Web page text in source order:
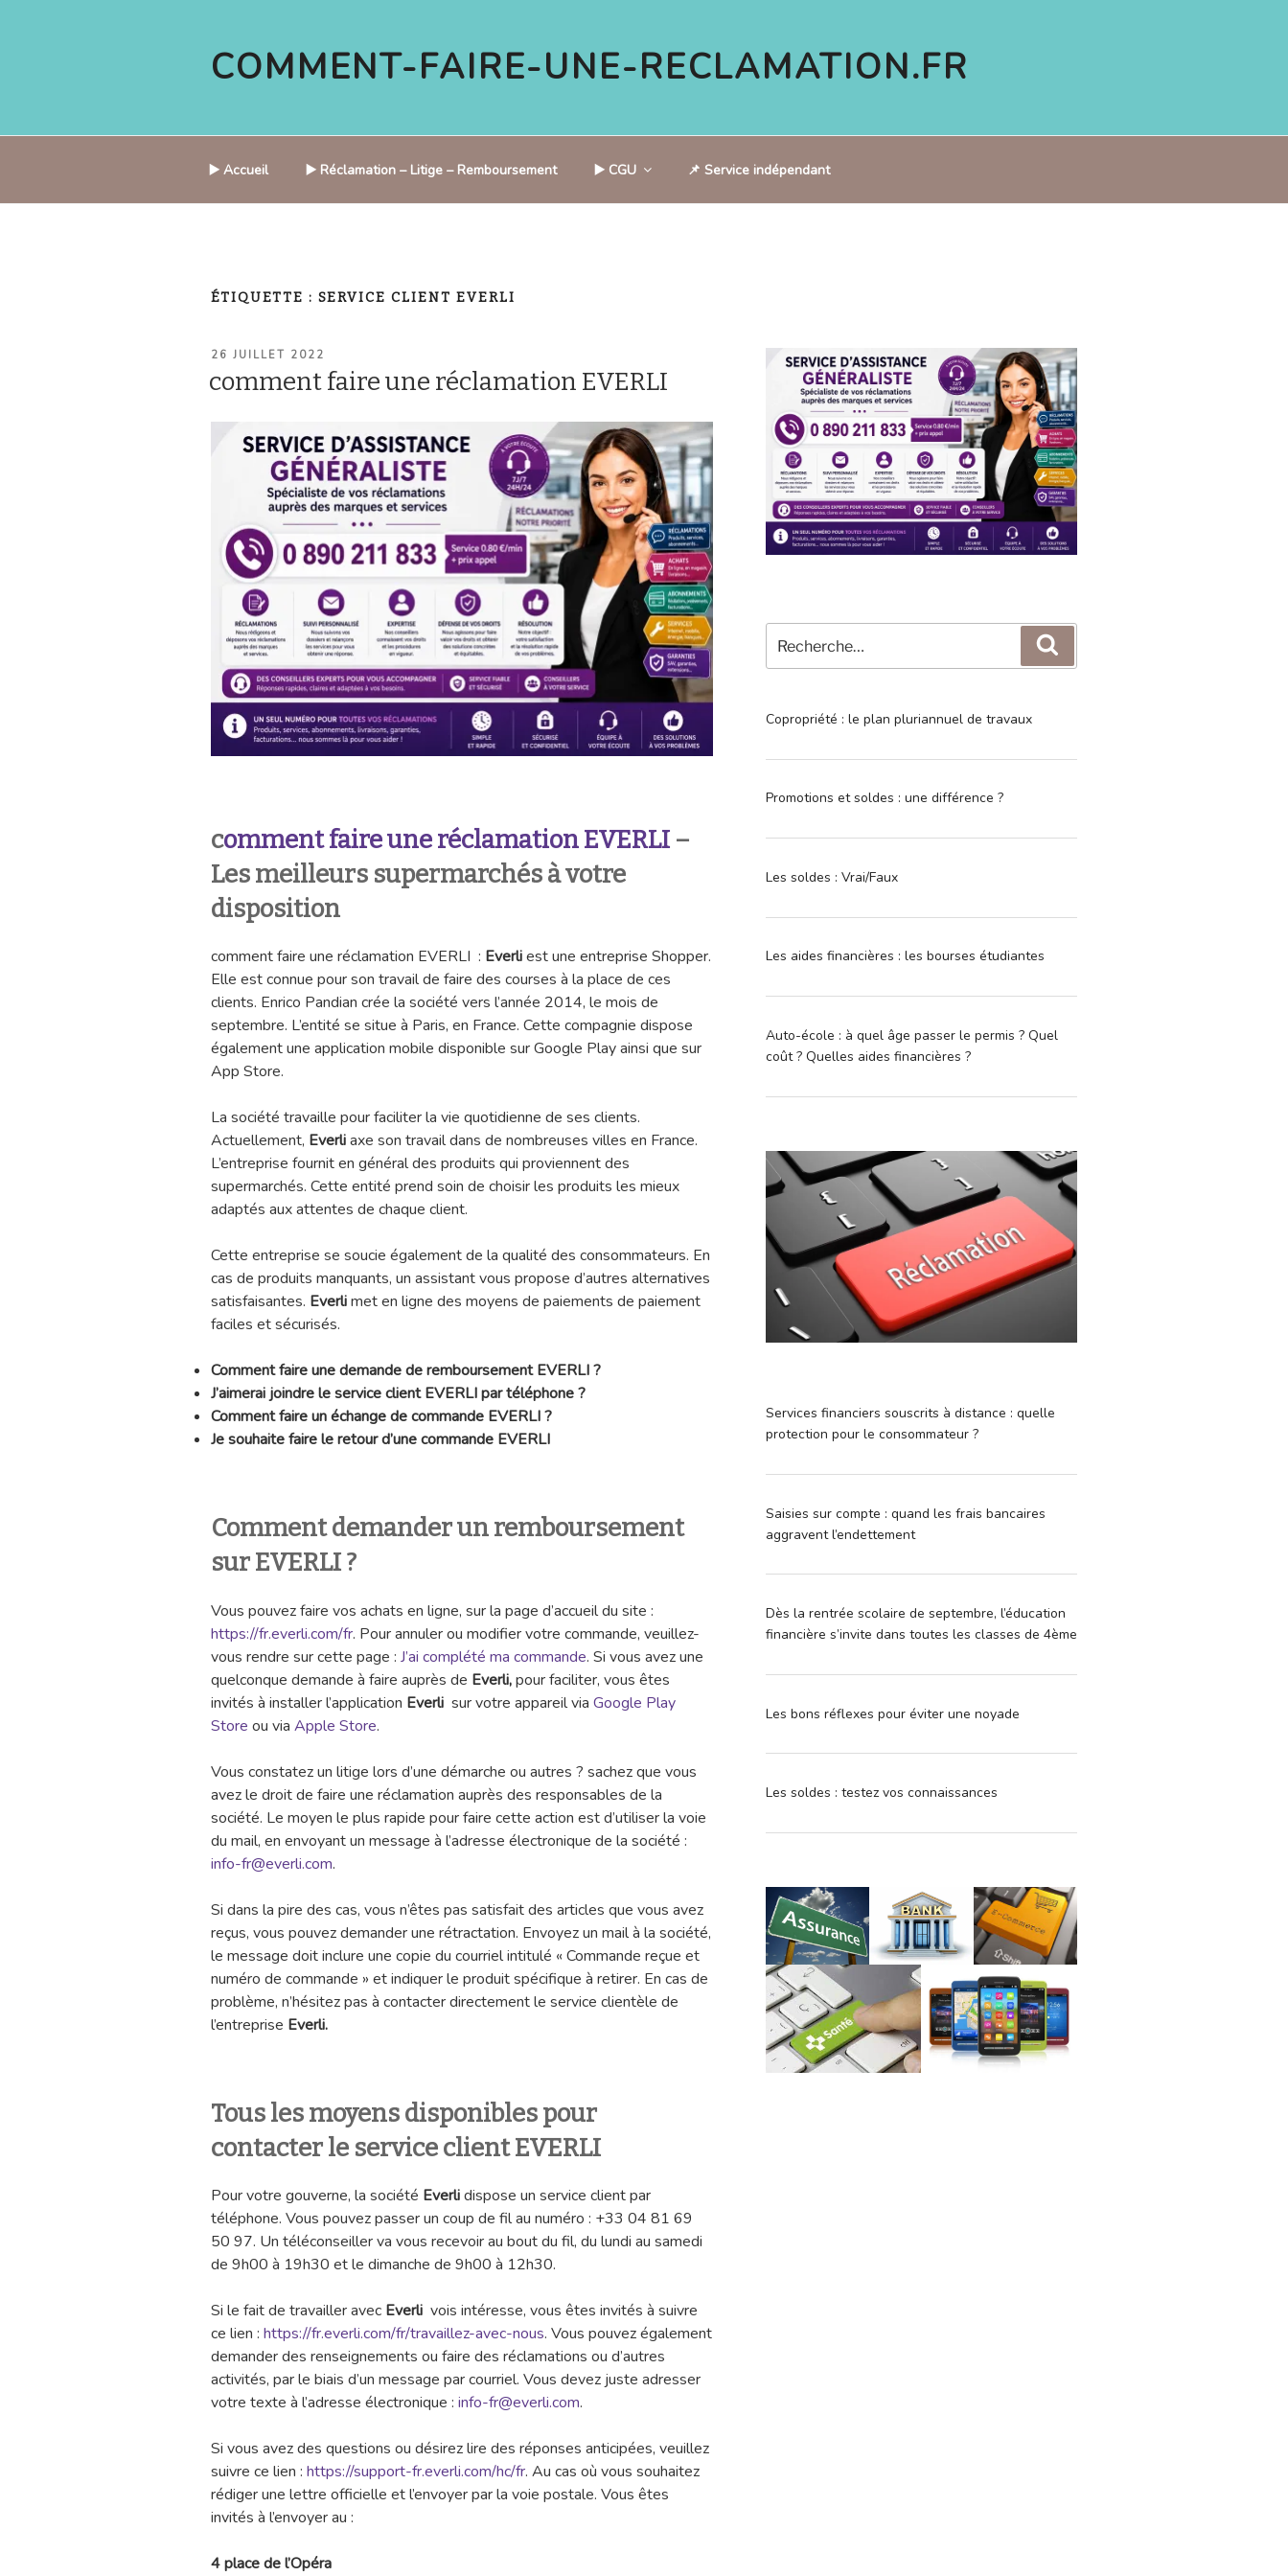
COMMENT-FAIRE-UNE-RECLAMATION.FR
▶️ Accueil ▶️ Réclamation – Litige – Remboursement ▶️ CGU 📌 Service indépendant
ÉTIQUETTE : SERVICE CLIENT EVERLI
PUBLIÉ
26 JUILLET 2022
comment faire une réclamation EVERLI
comment faire une réclamation EVERLI –
Les meilleurs supermarchés à votre
disposition
comment faire une réclamation EVERLI : Everliest une entreprise Shopper.
Elle est connue pour son travail de faire des courses à la place de ces
clients. Enrico Pandian crée la société vers l’année 2014, le mois de
septembre. L’entité se situe à Paris, en France. Cette compagnie dispose
également une application mobile disponible sur Google Play ainsi que sur
App Store.
La société travaille pour faciliter la vie quotidienne de ses clients.
Actuellement, Everliaxe son travail dans de nombreuses villes en France.
L’entreprise fournit en général des produits qui proviennent des
supermarchés. Cette entité prend soin de choisir les produits les mieux
adaptés aux attentes de chaque client.
Cette entreprise se soucie également de la qualité des consommateurs. En
cas de produits manquants, un assistant vous propose d’autres alternatives
satisfaisantes. Everlimet en ligne des moyens de paiements de paiement
faciles et sécurisés.
Comment faire une demande de remboursementEVERLI ?
J’aimerai joindre le service clientEVERLI par téléphone ?
Comment faire un échange de commande EVERLI ?
Je souhaite faire le retour d’une commande EVERLI
Comment demander un remboursement
sur EVERLI ?
Vous pouvez faire vos achats en ligne, sur la page d’accueil du site :
https://fr.everli.com/fr. Pour annuler ou modifier votre commande, veuillez-
vous rendre sur cette page : J’ai complété ma commande. Si vous avez une
quelconque demande à faire auprès de Everli,pour faciliter, vous êtes
invités à installer l’application Everli sur votre appareil via Google Play
Store ou via Apple Store.
Vous constatez un litige lors d’une démarche ou autres ? sachez que vous
avez le droit de faire une réclamation auprès des responsables de la
société. Le moyen le plus rapide pour faire cette action est d’utiliser la voie
du mail, en envoyant un message à l’adresse électronique de la société :
info-fr@everli.com.
Si dans la pire des cas, vous n’êtes pas satisfait des articles que vous avez
reçus, vous pouvez demander une rétractation. Envoyez un mail à la société,
le message doit inclure une copie du courriel intitulé « Commande reçue et
numéro de commande » et indiquer le produit spécifique à retirer. En cas de
problème, n’hésitez pas à contacter directement le service clientèle de
l’entreprise Everli.
Tous les moyens disponibles pour
contacter le service client EVERLI
Pour votre gouverne, la société Everlidispose un service client par
téléphone. Vous pouvez passer un coup de fil au numéro : +33 04 81 69
50 97. Un téléconseiller va vous recevoir au bout du fil, du lundi au samedi
de 9h00 à 19h30 et le dimanche de 9h00 à 12h30.
Si le fait de travailler avec Everli vois intéresse, vous êtes invités à suivre
ce lien : https://fr.everli.com/fr/travaillez-avec-nous. Vous pouvez également
demander des renseignements ou faire des réclamations ou d’autres
activités, par le biais d’un message par courriel. Vous devez juste adresser
votre texte à l’adresse électronique : info-fr@everli.com.
Si vous avez des questions ou désirez lire des réponses anticipées, veuillez
suivre ce lien : https://support-fr.everli.com/hc/fr. Au cas où vous souhaitez
rédiger une lettre officielle et l’envoyer par la voie postale. Vous êtes
invités à l’envoyer au :
4 place de l’Opéra
pour
:
Copropriété : le plan pluriannuel de travaux
Promotions et soldes : une différence ?
Les soldes : Vrai/Faux
Les aides financières : les bourses étudiantes
Auto-école : à quel âge passer le permis ? Quel
coût ? Quelles aides financières ?
Services financiers souscrits à distance : quelle
protection pour le consommateur ?
Saisies sur compte : quand les frais bancaires
aggravent l’endettement
Dès la rentrée scolaire de septembre, l’éducation
financière s’invite dans toutes les classes de 4ème
Les bons réflexes pour éviter une noyade
Les soldes : testez vos connaissances